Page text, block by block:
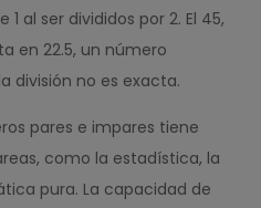
al ser divididos por 2. El 45,
en 22.5, un número
división no es exacta.
pares e impares tiene
como la estadística, la
pura. La capacidad de